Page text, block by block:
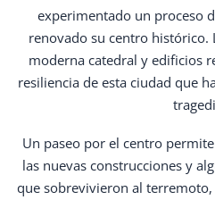
experimentado un proceso
renovado su centro histórico.
moderna catedral y edificios
resiliencia de esta ciudad que
Un paseo por el centro
las nuevas construcciones y
que sobrevivieron al